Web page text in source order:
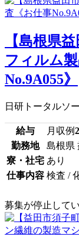
【島根県
フィルム
No.9A055》
日研トータルソ
給与 月収例
勤務地
島根県
寮・社宅 あり
仕事内容 検査 /
募集が停止して